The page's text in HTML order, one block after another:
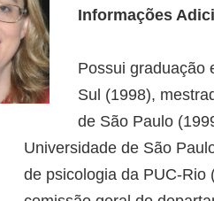
de
Clínica
Informações
Possui graduação
Sul (1998),
de São Paulo
Universidade de São
de psicologia da PUC-Rio